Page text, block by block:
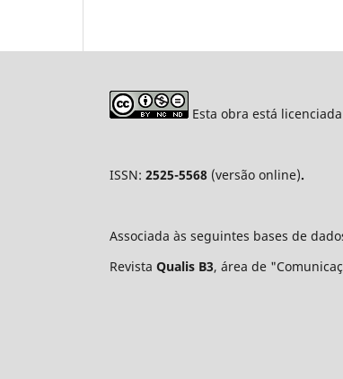
Esta obra está
ISSN: 2525-5568 (versão online).
Associada às seguintes bases de
Revista Qualis B3, área de